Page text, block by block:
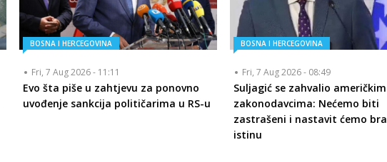
BOSNA I HERCEGOVINA
Fri, 7 Aug 2026 - 11:11
Evo šta piše u zahtjevu za ponovno
uvođenje sankcija političarima u RS-u
BOSNA I HERCEGOVINA
Fri, 7 Aug 2026 - 08:49
Suljagić se zahvalio američkim
zakonodavcima: Nećemo biti
zastrašeni i nastavit ćemo
istinu